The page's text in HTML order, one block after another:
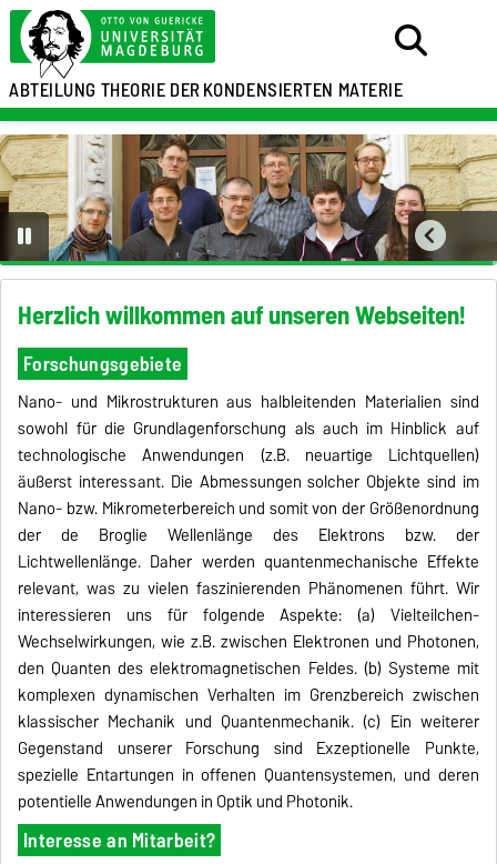
ABTEILUNGTHEORIE DERKONDENSIERTEN MATERIE
Herzlich willkommen auf unseren Webseiten!
Forschungsgebiete
Nano- und Mikrostrukturen aus halbleitenden Materialien sind
sowohl für die Grundlagenforschung als auch im Hinblick auf
technologische Anwendungen (z.B. neuartige Lichtquellen)
äußerst interessant. Die Abmessungen solcher Objekte sind im
Nano- bzw. Mikrometerbereich und somit von der Größenordnung
der de Broglie Wellenlänge des Elektrons bzw. der
Lichtwellenlänge. Daher werden quantenmechanische Effekte
relevant, was zu vielen faszinierenden Phänomenen führt. Wir
interessieren uns für folgende Aspekte: (a) Vielteilchen-
Wechselwirkungen, wie z.B. zwischen Elektronen und Photonen,
den Quanten des elektromagnetischen Feldes. (b) Systeme mit
komplexen dynamischen Verhalten im Grenzbereich zwischen
klassischer Mechanik und Quantenmechanik. (c) Ein weiterer
Gegenstand unserer Forschung sind Exzeptionelle Punkte,
spezielle Entartungen in offenen Quantensystemen, und deren
potentielle Anwendungen in Optik und Photonik.
Interesse an Mitarbeit?